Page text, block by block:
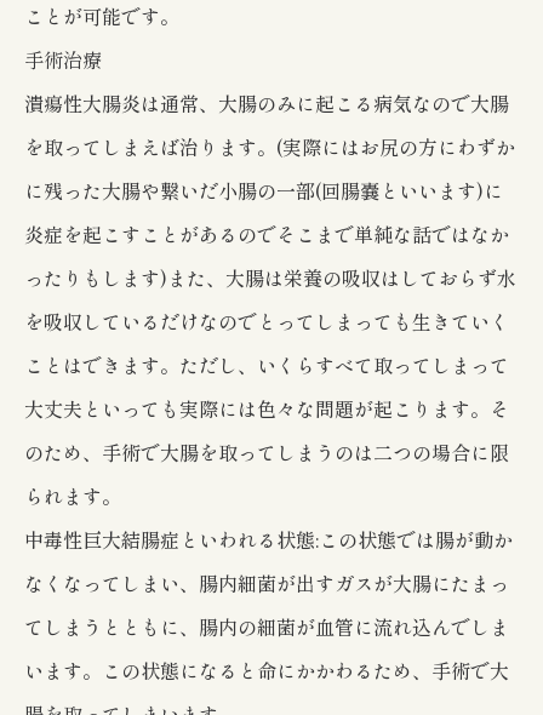
ことが可能です。
手術治療
潰瘍性大腸炎は通常、大腸のみに起こる病気なので大腸
を取ってしまえば治ります。(実際にはお尻の方にわずか
に残った大腸や繋いだ小腸の一部(回腸嚢といいます)に
炎症を起こすことがあるのでそこまで単純な話ではなか
ったりもします)また、大腸は栄養の吸収はしておらず水
を吸収しているだけなのでとってしまっても生きていく
ことはできます。ただし、いくらすべて取ってしまって
大丈夫といっても実際には色々な問題が起こります。そ
のため、手術で大腸を取ってしまうのは二つの場合に限
られます。
中毒性巨大結腸症といわれる状態:この状態では腸が動か
なくなってしまい、腸内細菌が出すガスが大腸にたまっ
てしまうとともに、腸内の細菌が血管に流れ込んでしま
います。この状態になると命にかかわるため、手術で大